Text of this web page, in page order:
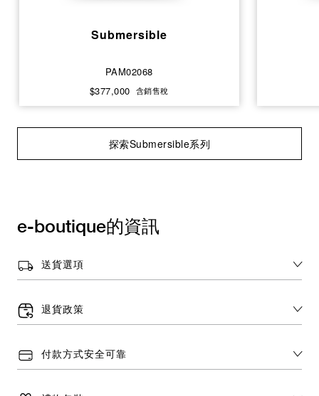
Submersible
PAM02068
$377,000 含銷售稅
探索Submersible系列
e-boutique的資訊
送貨選項
退貨政策
付款方式安全可靠